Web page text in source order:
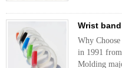
Wrist band
Why
in 1991
Molding